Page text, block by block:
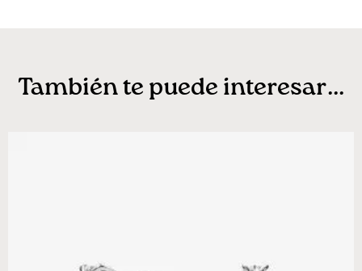
También te puede interesar...